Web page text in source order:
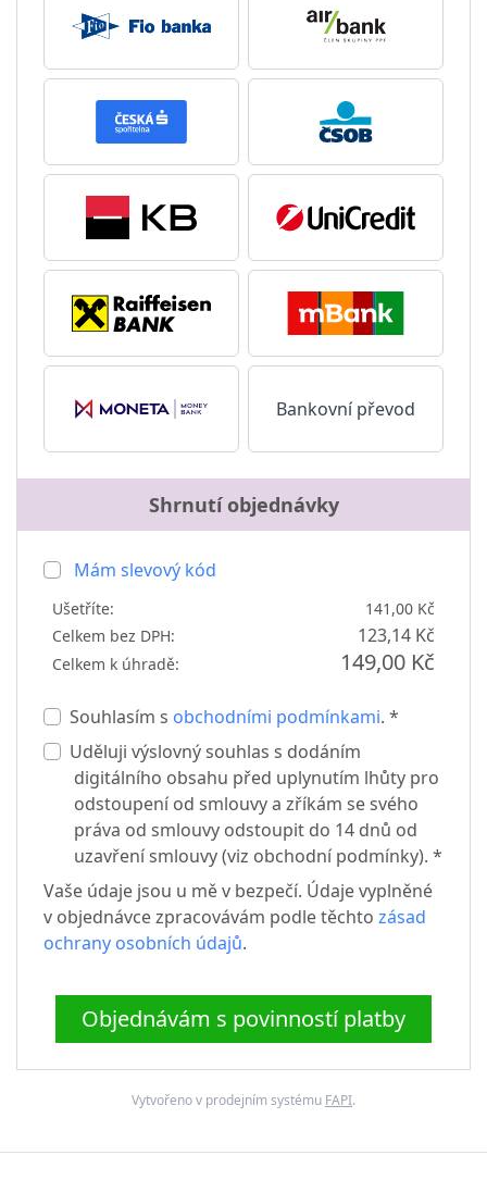
Bankovní převod
Shrnutí objednávky
Mám slevový kód
Ušetříte:
141,00 Kč
Celkem bez DPH:
123,14 Kč
Celkem k úhradě: 149,00 Kč
Souhlasím s obchodními podmínkami. *
Uděluji výslovný souhlas s dodáním
digitálního obsahu před uplynutím lhůty pro
odstoupení od smlouvy a zříkám se svého
práva od smlouvy odstoupit do 14 dnů od
uzavření smlouvy (viz obchodní podmínky). *
Vaše údaje jsou u mě v bezpečí. Údaje vyplněné
v objednávce zpracovávám podle těchto zásad
ochrany osobních údajů.
Objednávám s povinností platby
Vytvořeno v prodejním systému FAPI.